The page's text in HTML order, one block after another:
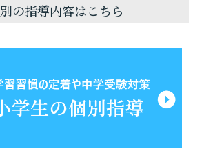
の指導内容はこちら